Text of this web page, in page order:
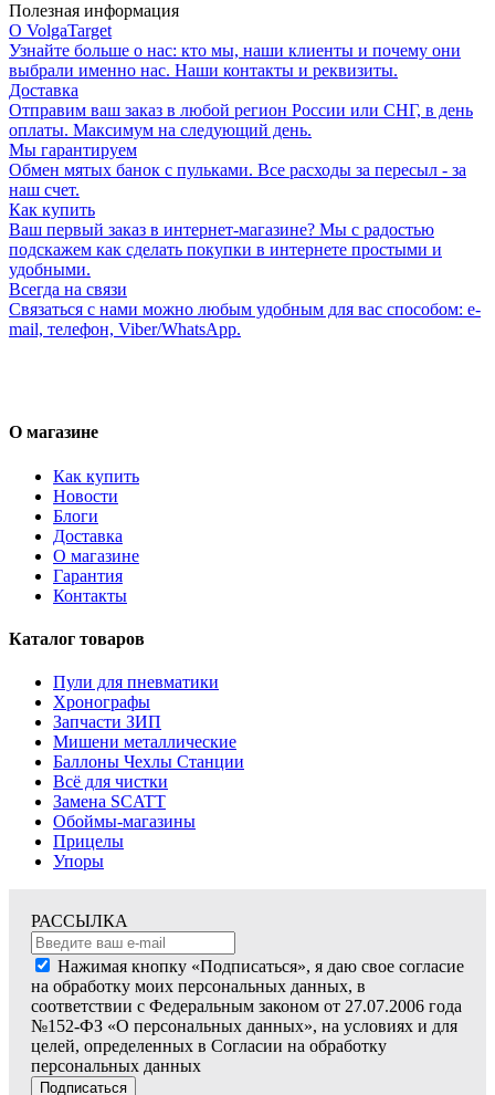
Полезная информация
О VolgaTarget
Узнайте больше о нас: кто мы, наши клиенты и почему они
выбрали именно нас. Наши контакты и реквизиты.
Доставка
Отправим ваш заказ в любой регион России или СНГ, в день
оплаты. Максимум на следующий день.
Мы гарантируем
Обмен мятых банок с пульками. Все расходы за пересыл - за
наш счет.
Как купить
Ваш первый заказ в интернет-магазине? Мы с радостью
подскажем как сделать покупки в интернете простыми и
удобными.
Всегда на связи
Связаться с нами можно любым удобным для вас способом: e-
mail, телефон, Viber/WhatsApp.
О магазине
Как купить
Новости
Блоги
Доставка
О магазине
Гарантия
Контакты
Каталог товаров
Пули для пневматики
Хронографы
Запчасти ЗИП
Мишени металлические
Баллоны Чехлы Станции
Всё для чистки
Замена SCATT
Обоймы-магазины
Прицелы
Упоры
РАССЫЛКА
Нажимая кнопку «Подписаться», я даю свое согласие
на обработку моих персональных данных, в
соответствии с Федеральным законом от 27.07.2006 года
№152-ФЗ «О персональных данных», на условиях и для
целей, определенных в Согласии на обработку
персональных данных
Подписаться